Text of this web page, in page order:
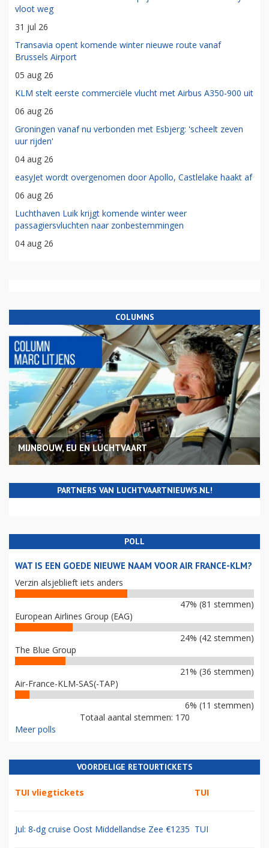
vloot weg
31 jul 26
Transavia opent komende winter nieuwe route vanaf
Brussels Airport
05 aug 26
KLM stelt eerste commerciële vlucht met Airbus A350-900 uit
06 aug 26
Groningen vanaf nu verbonden met Esbjerg: 'scheelt zeven
uur rijden'
04 aug 26
easyJet wordt overgenomen door Apollo, Castlelake haakt af
06 aug 26
Luchthaven Luik krijgt komende winter weer
passagiersvluchten naar zonbestemmingen
04 aug 26
COLUMNS
MIJNBOUW, EU EN LUCHTVAART
PARTNERS VAN LUCHTVAARTNIEUWS.NL!
POLL
WAT IS EEN GOEDE NIEUWE NAAM VOOR AIR FRANCE-KLM?
Verzin alsjeblieft iets anders
47% (81 stemmen)
European Airlines Group (EAG)
24% (42 stemmen)
The Blue Group
21% (36 stemmen)
Air-France-KLM-SAS(-TAP)
6% (11 stemmen)
Totaal aantal stemmen: 170
Meer polls
VOORDELIGE RETOURTICKETS
TUI vliegtickets TUI
Jul: 8-dg cruise Oost Middellandse Zee €1235 TUI